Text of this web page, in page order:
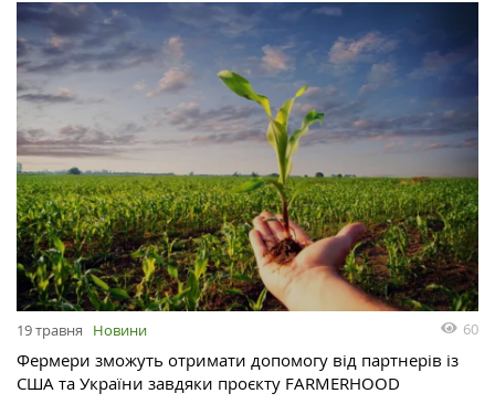
19 травня Новини 60
Фермери зможуть отримати допомогу від партнерів із
США та України завдяки проєкту FARMERHOOD